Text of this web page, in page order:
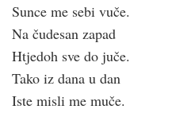
Sunce me sebi vuče.
Na čudesan zapad
Htjedoh sve do juče.
Tako iz dana u dan
Iste misli me muče.